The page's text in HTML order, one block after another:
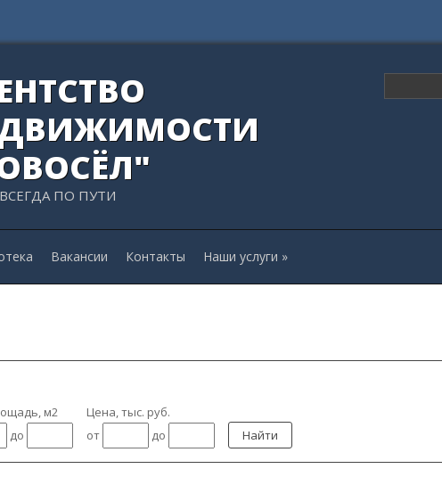
ПО ПУТИ
Вакансии Контакты Наши услуги »
м2
Цена, тыс. руб.
до от до